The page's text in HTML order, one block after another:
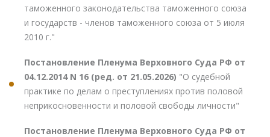
таможенного законодательства таможенного союза
и государств - членов таможенного союза от 5 июля
2010 г."
Постановление Пленума Верховного Суда РФ от
04.12.2014 N 16 (ред. от 21.05.2026) "О судебной
практике по делам о преступлениях против половой
неприкосновенности и половой свободы личности"
Постановление Пленума Верховного Суда РФ от